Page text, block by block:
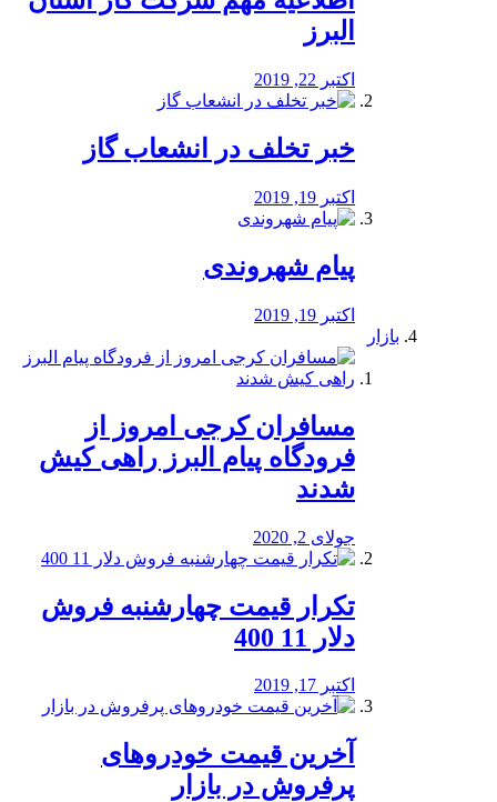
البرز
اکتبر 22, 2019
خبر تخلف در انشعاب گاز
اکتبر 19, 2019
پیام شهروندی
اکتبر 19, 2019
بازار
مسافران کرجی امروز از
فرودگاه پیام البرز راهی کیش
شدند
جولای 2, 2020
تکرار قیمت چهارشنبه فروش
دلار 11 400
اکتبر 17, 2019
آخرین قیمت خودرو‌های
پرفروش در بازار